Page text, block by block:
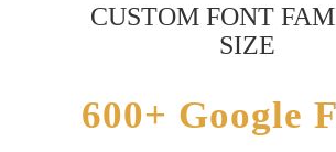
CUSTOM FONT
SIZE
600+ Google